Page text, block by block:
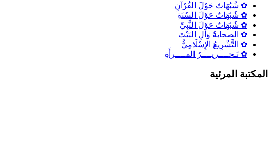
✿ شُبُهَاتٌ حَوْلَ القُرْآنِ
✿ شُبُهَاتٌ حَوْلَ السُنَةِ
✿ شُبُهَاتٌ حَوْلَ النَّبِيِّ
✿ الصحابةُ وَآلِ البَيْتَ
✿ التَّشْرِيعُ الإِسْلَامِيُّ
✿ تَـحــــريــــرُ المــــرأَةِ
المكتبة المرئية